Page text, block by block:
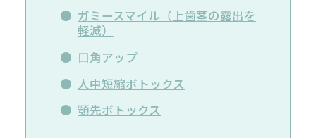
ガミースマイル（上歯茎の露出を
軽減）
口角アップ
人中短縮ボトックス
顎先ボトックス